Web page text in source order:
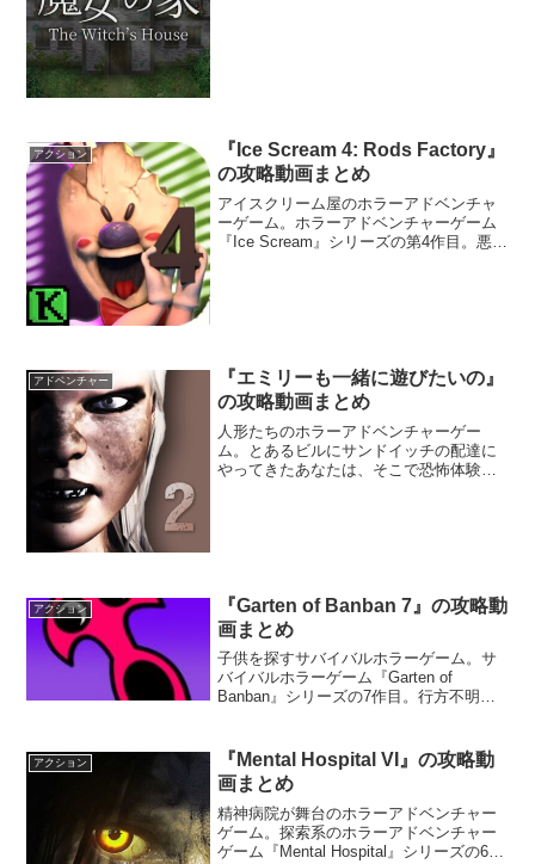
アクション
『Ice Scream 4: Rods Factory』
の攻略動画まとめ
アイスクリーム屋のホラーアドベンチャ
ーゲーム。ホラーアドベンチャーゲーム
『Ice Scream』シリーズの第4作目。悪の
アドベンチャー
『エミリーも一緒に遊びたいの』
の攻略動画まとめ
人形たちのホラーアドベンチャーゲー
ム。とあるビルにサンドイッチの配達に
やってきたあなたは、そこで恐怖体験を
アクション
『Garten of Banban 7』の攻略動
画まとめ
子供を探すサバイバルホラーゲーム。サ
バイバルホラーゲーム『Garten of
Banban』シリーズの7作目。行方不明に
設には、奇妙な仕掛けや、得体の知れな
いクリーチャーが存在する。
アクション
『Mental Hospital VI』の攻略動
画まとめ
精神病院が舞台のホラーアドベンチャー
ゲーム。探索系のホラーアドベンチャー
ゲーム『Mental Hospital』シリーズの6作